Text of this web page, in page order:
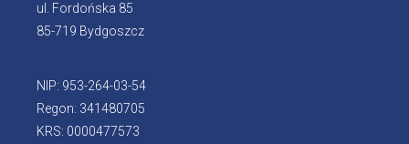
ul. Fordońska 85
85-719 Bydgoszcz
NIP: 953-264-03-54
Regon: 341480705
KRS: 0000477573